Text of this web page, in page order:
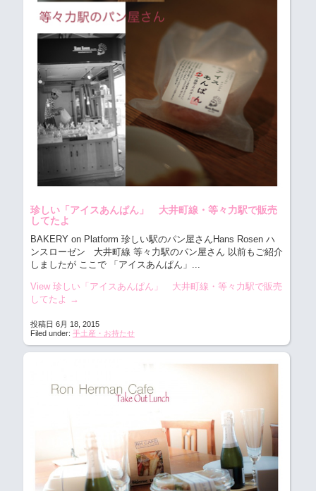
珍しい「アイスあんぱん」 大井町線・等々力駅で販売
してたよ
BAKERY on Platform 珍しい駅のパン屋さんHans Rosen ハ
ンスローゼン
大井町線 等々力駅のパン屋さん 以前もご紹介
しましたが ここで 「アイスあんぱん」...
View 珍しい「アイスあんぱん」 大井町線・等々力駅で販売
してたよ →
投稿日 6月 18, 2015
Filed under: 手土産・お持たせ